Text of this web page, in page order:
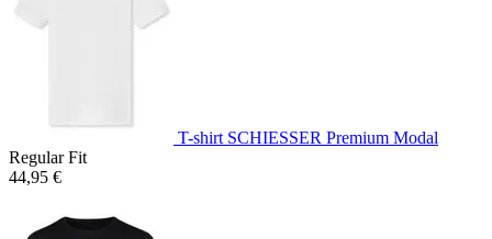
T-shirt SCHIESSER Premium Modal
Regular Fit
44,95 €